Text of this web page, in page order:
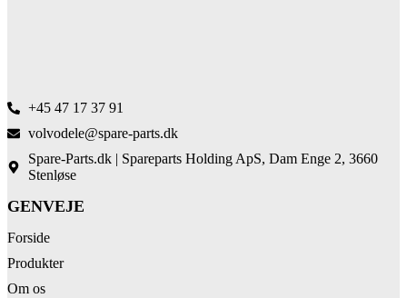
+45 47 17 37 91
volvodele@spare-parts.dk
Spare-Parts.dk | Spareparts Holding ApS, Dam Enge 2, 3660
Stenløse
GENVEJE
Forside
Produkter
Om os